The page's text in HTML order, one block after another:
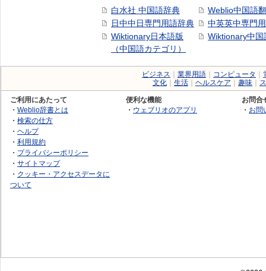
白水社 中国語辞典
日中中日専門用語辞典
Wiktionary日本語版
（中国語カテゴリ）
Weblio中国語
中英英中専門
Wiktionary中国
ビジネス 業界用語 コンピュータ
文化
生活 ヘルスケア 趣味
ご利用にあたって
・ Weblio辞書とは
・ 検索の仕方
・ ヘルプ
・ 利用規約
・ プライバシーポリシー
・ サイトマップ
・ クッキー・アクセスデータに
ついて
便利な機能
・ ウェブリオのアプリ
お問合
・ お問